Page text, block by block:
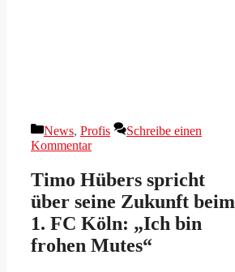
Kategorien
News, Profis
Schreibe einen
Kommentar
Timo Hübers spricht
über seine Zukunft beim
1. FC Köln: „Ich bin
frohen Mutes“